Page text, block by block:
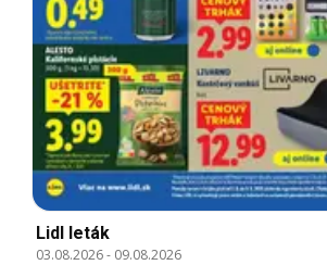
Lidl leták
03.08.2026- 09.08.2026